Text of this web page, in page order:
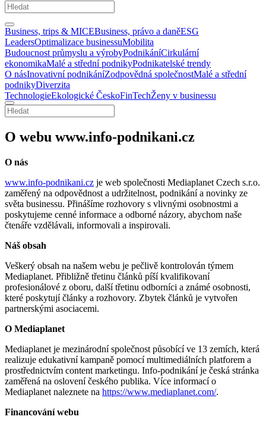
Business, trips & MICEBusiness, právo a daněESG
LeadersOptimalizace businessuMobilita
Budoucnost průmyslu a výrobyPodnikáníCirkulární
ekonomikaMalé a střední podnikyPodnikatelské trendy
O násInovativní podnikáníZodpovědná společnostMalé a střední
podnikyDiverzita
TechnologieEkologické ČeskoFinTechŽeny v businessu
O webu www.info-podnikani.cz
O nás
www.info-podnikani.cz je web společnosti Mediaplanet Czech s.r.o.
zaměřený na odpovědnost a udržitelnost, podnikání a novinky ze
světa businessu. Přinášíme rozhovory s vlivnými osobnostmi a
poskytujeme cenné informace a odborné názory, abychom naše
čtenáře vzdělávali, informovali a inspirovali.
Náš obsah
Veškerý obsah na našem webu je pečlivě kontrolován týmem
Mediaplanet. Přibližně třetinu článků píší kvalifikovaní
profesionálové z oboru, další třetinu odborníci a známé osobnosti,
které poskytují články a rozhovory. Zbytek článků je vytvořen
partnerskými asociacemi.
O Mediaplanet
Mediaplanet je mezinárodní společnost působící ve 13 zemích, která
realizuje edukativní kampaně pomocí multimediálních platforem a
prostřednictvím content marketingu. Info-podnikání je česká stránka
zaměřená na oslovení českého publika. Více informací o
Mediaplanet naleznete na https://www.mediaplanet.com/.
Financování webu